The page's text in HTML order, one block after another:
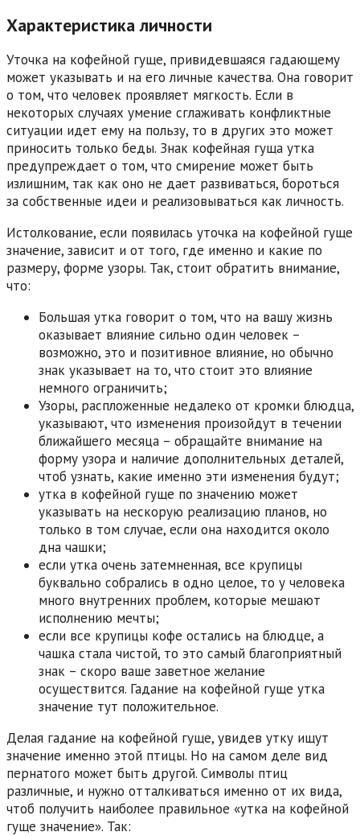
Характеристика личности
Уточка на кофейной гуще, привидевшаяся гадающему
может указывать и на его личные качества. Она говорит
о том, что человек проявляет мягкость. Если в
некоторых случаях умение сглаживать конфликтные
ситуации идет ему на пользу, то в других это может
приносить только беды. Знак кофейная гуща утка
предупреждает о том, что смирение может быть
излишним, так как оно не дает развиваться, бороться
за собственные идеи и реализовываться как личность.
Истолкование, если появилась уточка на кофейной гуще
значение, зависит и от того, где именно и какие по
размеру, форме узоры. Так, стоит обратить внимание,
что:
Большая утка говорит о том, что на вашу жизнь
оказывает влияние сильно один человек –
возможно, это и позитивное влияние, но обычно
знак указывает на то, что стоит это влияние
немного ограничить;
Узоры, распложенные недалеко от кромки блюдца,
указывают, что изменения произойдут в течении
ближайшего месяца – обращайте внимание на
форму узора и наличие дополнительных деталей,
чтоб узнать, какие именно эти изменения будут;
утка в кофейной гуще по значению может
указывать на нескорую реализацию планов, но
только в том случае, если она находится около
дна чашки;
если утка очень затемненная, все крупицы
буквально собрались в одно целое, то у человека
много внутренних проблем, которые мешают
исполнению мечты;
если все крупицы кофе остались на блюдце, а
чашка стала чистой, то это самый благоприятный
знак – скоро ваше заветное желание
осуществится. Гадание на кофейной гуще утка
значение тут положительное.
Делая гадание на кофейной гуще, увидев утку ищут
значение именно этой птицы. Но на самом деле вид
пернатого может быть другой. Символы птиц
различные, и нужно отталкиваться именно от их вида,
чтоб получить наиболее правильное «утка на кофейной
гуще значение». Так: